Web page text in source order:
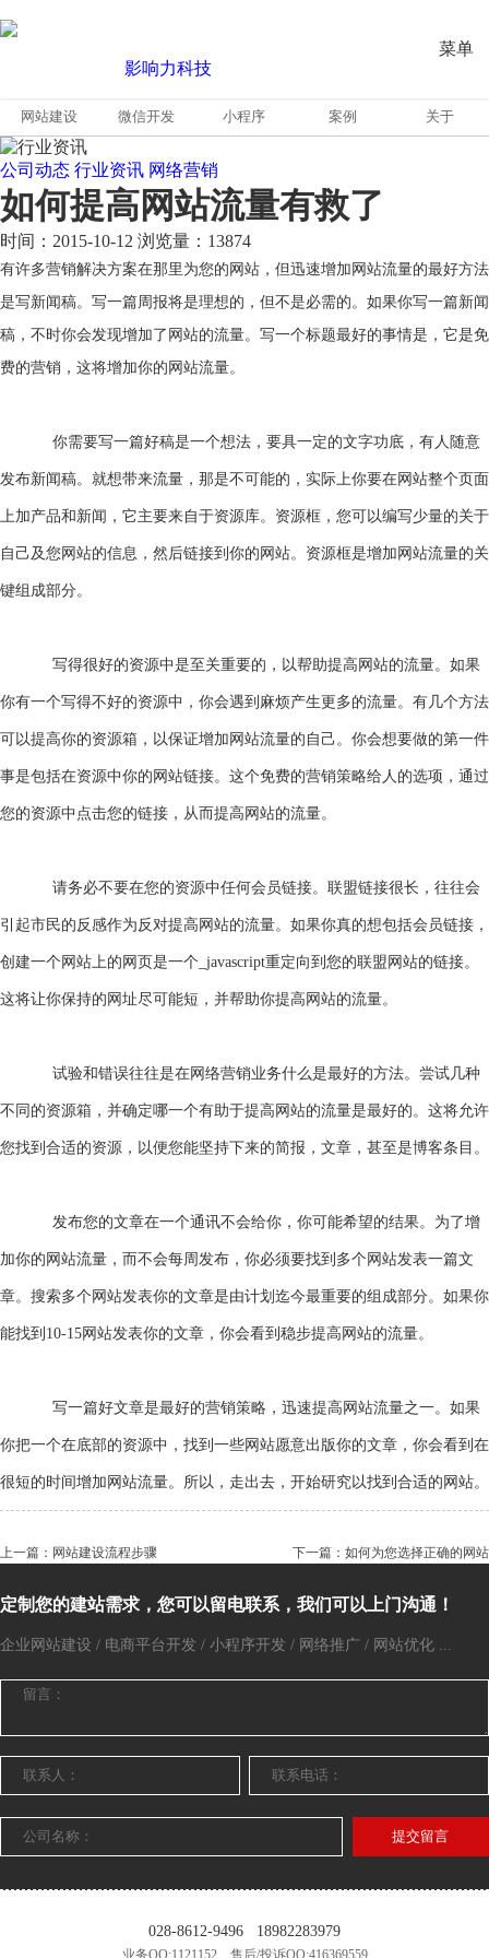
菜单
网站建设 微信开发 小程序 案例 关于
公司动态 行业资讯 网络营销
如何提高网站流量有救了
时间：2015-10-12 浏览量：13874
有许多营销解决方案在那里为您的网站，但迅速增加网站流量的最好方法
是写新闻稿。写一篇周报将是理想的，但不是必需的。如果你写一篇新闻
稿，不时你会发现增加了网站的流量。写一个标题最好的事情是，它是免
费的营销，这将增加你的网站流量。
你需要写一篇好稿是一个想法， 要具一定的文字功底，有人 随意
发布新闻稿。 就想带来流量 ， 那是不可能的， 实际上你要在网站整个页面
上加产品和新闻 ，它主要来自于资源库。资源框，您可以编写少量的关于
自己及您网站的信息，然后链接到你的网站。资源框是增加网站流量的关
键组成部分。
写得很好的资源中是至关重要的，以帮助提高网站的流量。如果
你有一个写得不好的资源中，你会遇到麻烦产生更多的流量。有几个方法
可以提高你的资源箱，以保证增加网站流量的自己。你会想要做的第一件
事是包括在资源中你的网站链接。这个免费的营销策略给人的选项，通过
您的资源中点击您的链接，从而提高网站的流量。
请务必不要在您的资源中任何会员链接。联盟链接很长，往往会
引起市民的反感作为反对提高网站的流量。如果你真的想包括会员链接，
创建一个网站上的网页是一个 _javascript重定向到您的联盟网站的链接。
这将让你保持的网址尽可能短，并帮助你提高网站的流量。
试验和错误往往是在网络营销业务什么是最好的方法。尝试几种
不同的资源箱，并确定哪一个有助于提高网站的流量是最好的。这将允许
您找到合适的资源，以便您能坚持下来的简报，文章，甚至是博客条目。
发布您的文章在一个通讯不会给你，你可能希望的结果。为了增
加你的网站流量，而不会每周发布，你必须要找到多个 网站发表一篇文
章。搜索多个 网站发表你的文章是由计划 迄今最重要的组成部分。如果你
能找到 10-15网站发表你的文章，你会看到稳步提高网站的流量。
写一篇好文章是最好的营销策略，迅速提高网站流量之一。如果
你把一个在底部的资源中，找到一些网站愿意出版你的文章，你会看到在
很短的时间增加网站流量。所以，走出去，开始研究以找到合适的 网站。
上一篇：网站建设流程步骤 下一篇：如何为您选择正确的网站
定制您的建站需求，您可以留电联系，我们可以上门沟通！
企业网站建设 / 电商平台开发 / 小程序开发 / 网络推广 / 网站优化 ...
提交留言
028-8612-9496 18982283979
业务QQ:1121152 售后/投诉QQ:416369559